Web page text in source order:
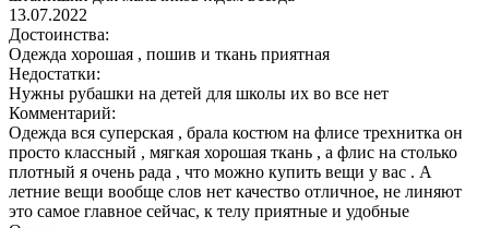
13.07.2022
Достоинства:
Одежда хорошая , пошив и ткань приятная
Недостатки:
Нужны рубашки на детей для школы их во все нет
Комментарий:
Одежда вся суперская , брала костюм на флисе трехнитка он
просто классный , мягкая хорошая ткань , а флис на столько
плотный я очень рада , что можно купить вещи у вас . А
летние вещи вообще слов нет качество отличное, не линяют
это самое главное сейчас, к телу приятные и удобные